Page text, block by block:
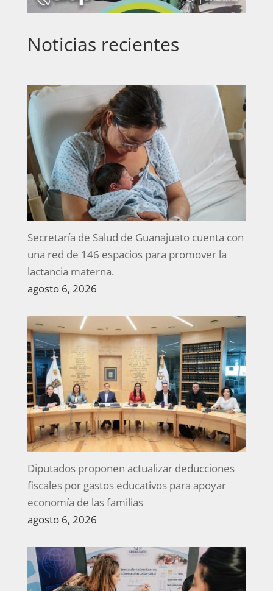
Noticias recientes
Secretaría de Salud de Guanajuato cuenta con
una red de 146 espacios para promover la
lactancia materna.
agosto 6, 2026
Diputados proponen actualizar deducciones
fiscales por gastos educativos para apoyar
economía de las familias
agosto 6, 2026